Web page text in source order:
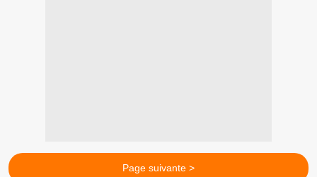
Page suivante >